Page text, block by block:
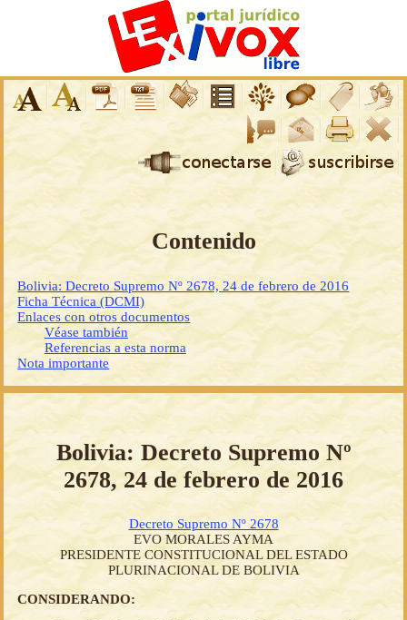
Contenido
Bolivia: Decreto Supremo Nº 2678, 24 de febrero de 2016
Ficha Técnica (DCMI)
Enlaces con otros documentos
Véase también
Referencias a esta norma
Nota importante
Bolivia: Decreto Supremo Nº
2678, 24 de febrero de 2016
Decreto Supremo Nº 2678
EVO MORALES AYMA
PRESIDENTE CONSTITUCIONAL DEL ESTADO
PLURINACIONAL DE BOLIVIA
CONSIDERANDO: